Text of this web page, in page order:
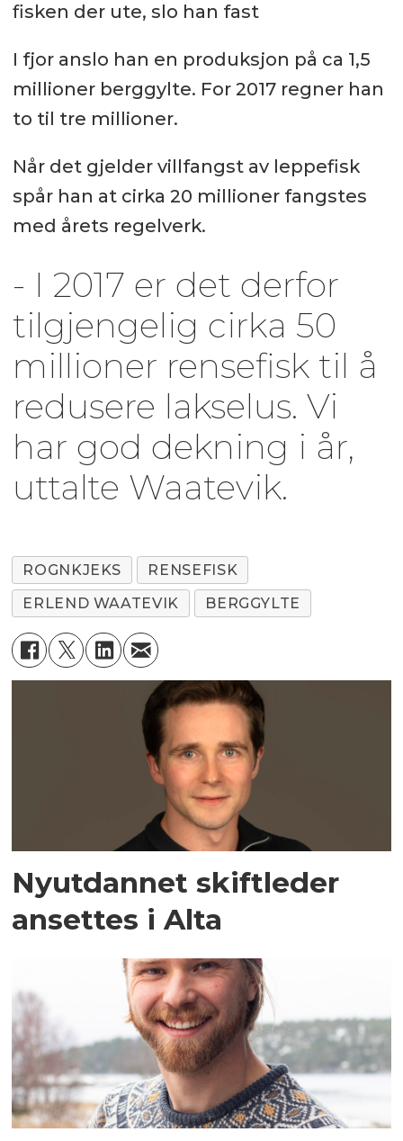
fisken der ute, slo han fast
I fjor anslo han en produksjon på ca 1,5
millioner berggylte. For 2017 regner han
to til tre millioner.
Når det gjelder villfangst av leppefisk
spår han at cirka 20 millioner fangstes
med årets regelverk.
- I 2017 er det derfor
tilgjengelig cirka 50
millioner rensefisk til å
redusere lakselus. Vi
har god dekning i år,
uttalte Waatevik.
ROGNKJEKS
RENSEFISK
ERLEND WAATEVIK
BERGGYLTE
Nyutdannet skiftleder
ansettes i Alta